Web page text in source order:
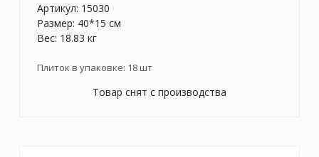
Артикул: 15030
Размер: 40*15 см
Вес: 18.83 кг
Плиток в упаковке: 18шт
Товар снят с производства